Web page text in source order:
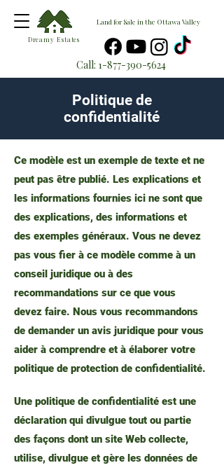
Land for Sale in the Ottawa Valley
Dreamy Estates
Call: 1-877-390-5624
Politique de
confidentialité
Ce modèle est un exemple de texte et ne
peut pas être publié. Les explications et
les informations fournies ici ne sont que
des explications, des informations et
des exemples généraux. Vous ne devez
pas vous fier à ce modèle comme à un
conseil juridique ou à des
recommandations sur ce que vous
devez faire. Nous vous recommandons
de demander un avis juridique pour vous
aider à comprendre et à élaborer votre
politique de protection de confidentialité.
Une politique de confidentialité est une
déclaration qui divulgue tout ou partie
des façons dont un site Web collecte,
utilise, divulgue et gère les données de